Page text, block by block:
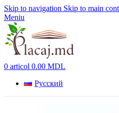
Skip to navigation Skip to main
Meniu
0 articol 0.00 MDL
Русский